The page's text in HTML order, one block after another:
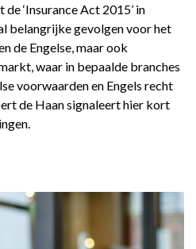
‘Insurance Act 2015’ in
belangrijke gevolgen voor het
de Engelse, maar ook
waar in bepaalde branches
voorwaarden en Engels recht
de Haan signaleert hier kort